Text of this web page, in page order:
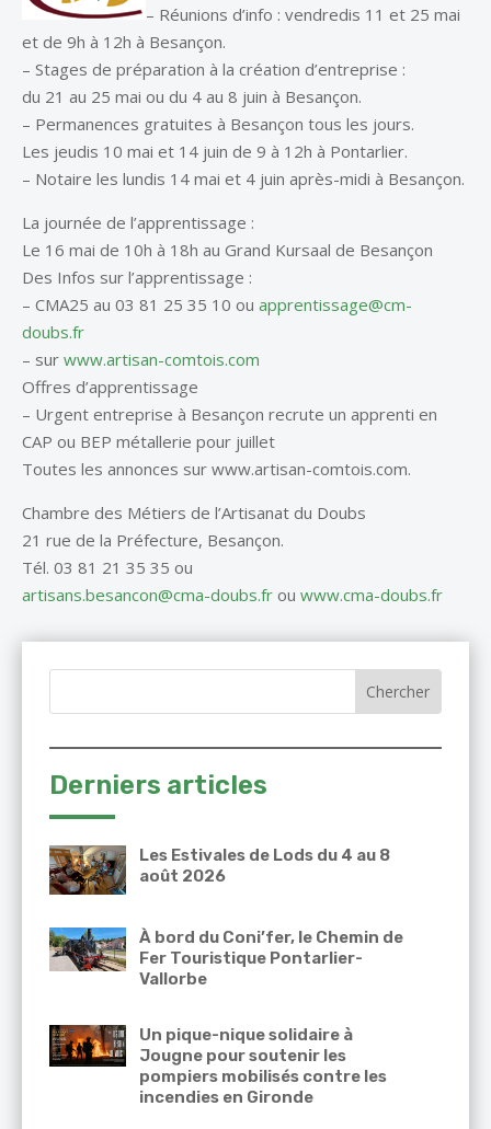
– Réunions d’info : vendredis 11 et 25 mai
et de 9h à 12h à Besançon.
– Stages de préparation à la création d’entreprise :
du 21 au 25 mai ou du 4 au 8 juin à Besançon.
– Permanences gratuites à Besançon tous les jours.
Les jeudis 10 mai et 14 juin de 9 à 12h à Pontarlier.
– Notaire les lundis 14 mai et 4 juin après-midi à Besançon.
La journée de l’apprentissage :
Le 16 mai de 10h à 18h au Grand Kursaal de Besançon
Des Infos sur l’apprentissage :
– CMA25 au 03 81 25 35 10 ou apprentissage@cm-
doubs.fr
– sur www.artisan-comtois.com
Offres d’apprentissage
– Urgent entreprise à Besançon recrute un apprenti en
CAP ou BEP métallerie pour juillet
Toutes les annonces sur www.artisan-comtois.com.
Chambre des Métiers de l’Artisanat du Doubs
21 rue de la Préfecture, Besançon.
Tél. 03 81 21 35 35 ou
artisans.besancon@cma-doubs.fr ou www.cma-doubs.fr
Derniers articles
Les Estivales de Lods du 4 au 8
août 2026
À bord du Coni’fer, le Chemin de
Fer Touristique Pontarlier-
Vallorbe
Un pique-nique solidaire à
Jougne pour soutenir les
pompiers mobilisés contre les
incendies en Gironde